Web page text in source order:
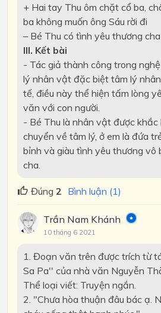
+ Hai tay Thu ôm chặt cổ ba,
ba không muốn ông Sáu rời đi
– Bé Thu có tình yêu thương
III. Kết bài
- Tác giả thành công trong
lý nhân vật đặc biệt tâm lý
tế, điều này thể hiện tấm lòng
văn với con người.
- Bé Thu là nhân vật được khắc
chuyển về tâm lý, ở em là đứa
bỉnh và giàu tình yêu thương vô
cha.
Đúng 2 Bình luận (1)
Trần Nam Khánh
10 tháng 6 2021
1. Đoạn văn trên được trích từ
Sa Pa'' của nhà văn Nguyễn
Thể loại viết: Truyện ngắn.
2. "Chưa hòa thuận đâu bác ạ.